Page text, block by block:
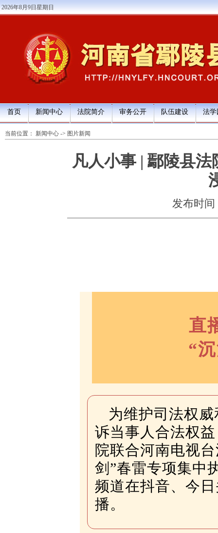
2026年8月9日星期日
首页 新闻中心 法院简介 审务公开 队伍建设 法学
当前位置： 新闻中心 -> 图片新闻
凡人小事 | 鄢陵县
发布时间
直
“
为维护司法权
诉当事人合法权
院联合河南电视
剑”春雷专项集中
频道在抖音、今
播。